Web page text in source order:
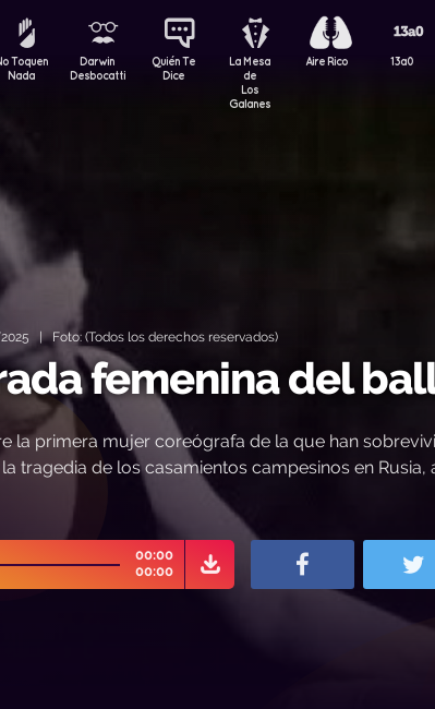
Toquen
Nada
Darwin
Desbocatti
Quién Te
Dice
La Mesa
de
Los
Galanes
Aire Rico 13a0
| Foto: (Todos los derechos reservados)
femenina del
la primera mujer coreógrafa de la que han
tragedia de los casamientos campesinos en
00:00
00:00